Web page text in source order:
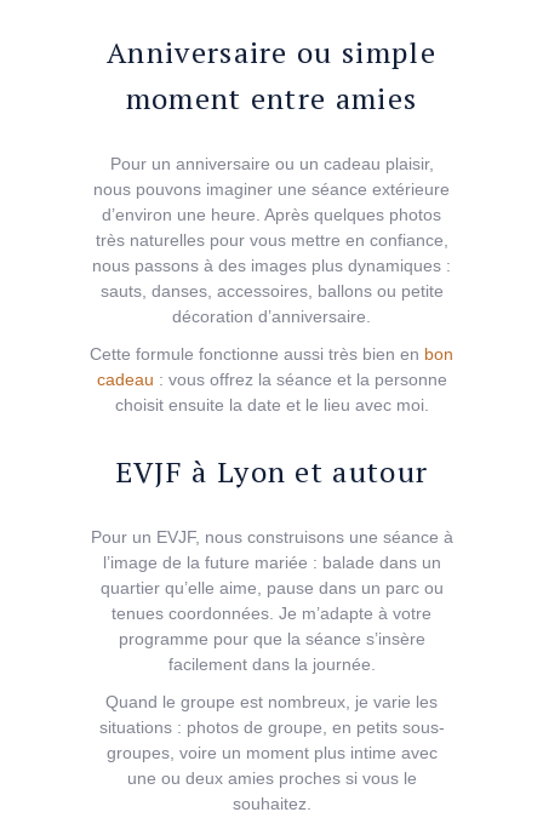
Anniversaire ou simple
moment entre amies
Pour un anniversaire ou un cadeau plaisir,
nous pouvons imaginer une séance extérieure
d’environ une heure. Après quelques photos
très naturelles pour vous mettre en confiance,
nous passons à des images plus dynamiques :
sauts, danses, accessoires, ballons ou petite
décoration d’anniversaire.
Cette formule fonctionne aussi très bien en bon
cadeau : vous offrez la séance et la personne
choisit ensuite la date et le lieu avec moi.
EVJF à Lyon et autour
Pour un EVJF, nous construisons une séance à
l’image de la future mariée : balade dans un
quartier qu’elle aime, pause dans un parc ou
tenues coordonnées. Je m’adapte à votre
programme pour que la séance s’insère
facilement dans la journée.
Quand le groupe est nombreux, je varie les
situations : photos de groupe, en petits sous-
groupes, voire un moment plus intime avec
une ou deux amies proches si vous le
souhaitez.